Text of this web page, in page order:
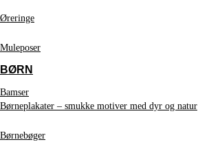
Øreringe
Muleposer
BØRN
Bamser
Børneplakater – smukke motiver med dyr og natur
Børnebøger